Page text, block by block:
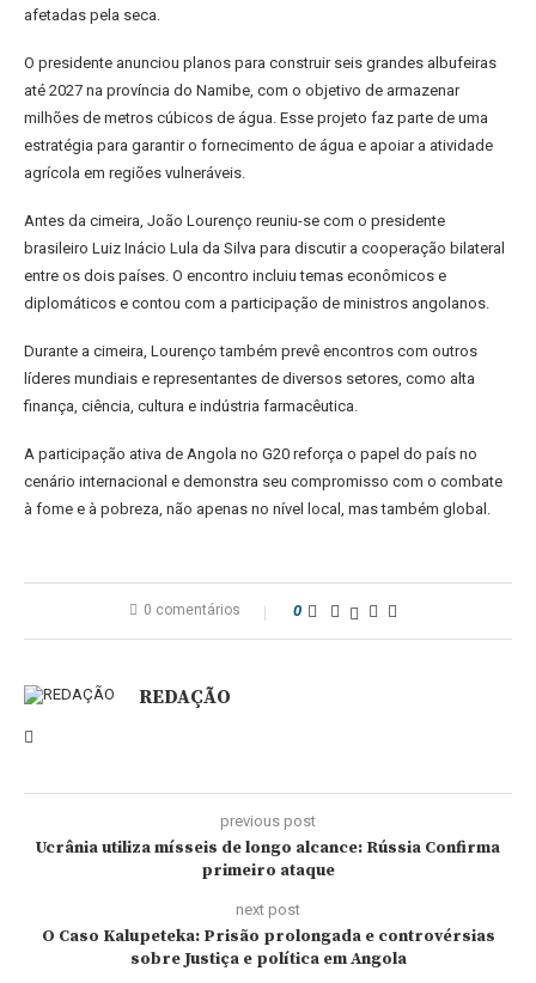
afetadas pela seca.
O presidente anunciou planos para construir seis grandes albufeiras
até 2027 na província do Namibe, com o objetivo de armazenar
milhões de metros cúbicos de água. Esse projeto faz parte de uma
estratégia para garantir o fornecimento de água e apoiar a atividade
agrícola em regiões vulneráveis.
Antes da cimeira, João Lourenço reuniu-se com o presidente
brasileiro Luiz Inácio Lula da Silva para discutir a cooperação bilateral
entre os dois países. O encontro incluiu temas econômicos e
diplomáticos e contou com a participação de ministros angolanos.
Durante a cimeira, Lourenço também prevê encontros com outros
líderes mundiais e representantes de diversos setores, como alta
finança, ciência, cultura e indústria farmacêutica.
A participação ativa de Angola no G20 reforça o papel do país no
cenário internacional e demonstra seu compromisso com o combate
à fome e à pobreza, não apenas no nível local, mas também global.
0 comentários 0
REDAÇÃO
previous post
Ucrânia utiliza mísseis de longo alcance: Rússia Confirma
primeiro ataque
next post
O Caso Kalupeteka: Prisão prolongada e controvérsias
sobre Justiça e política em Angola